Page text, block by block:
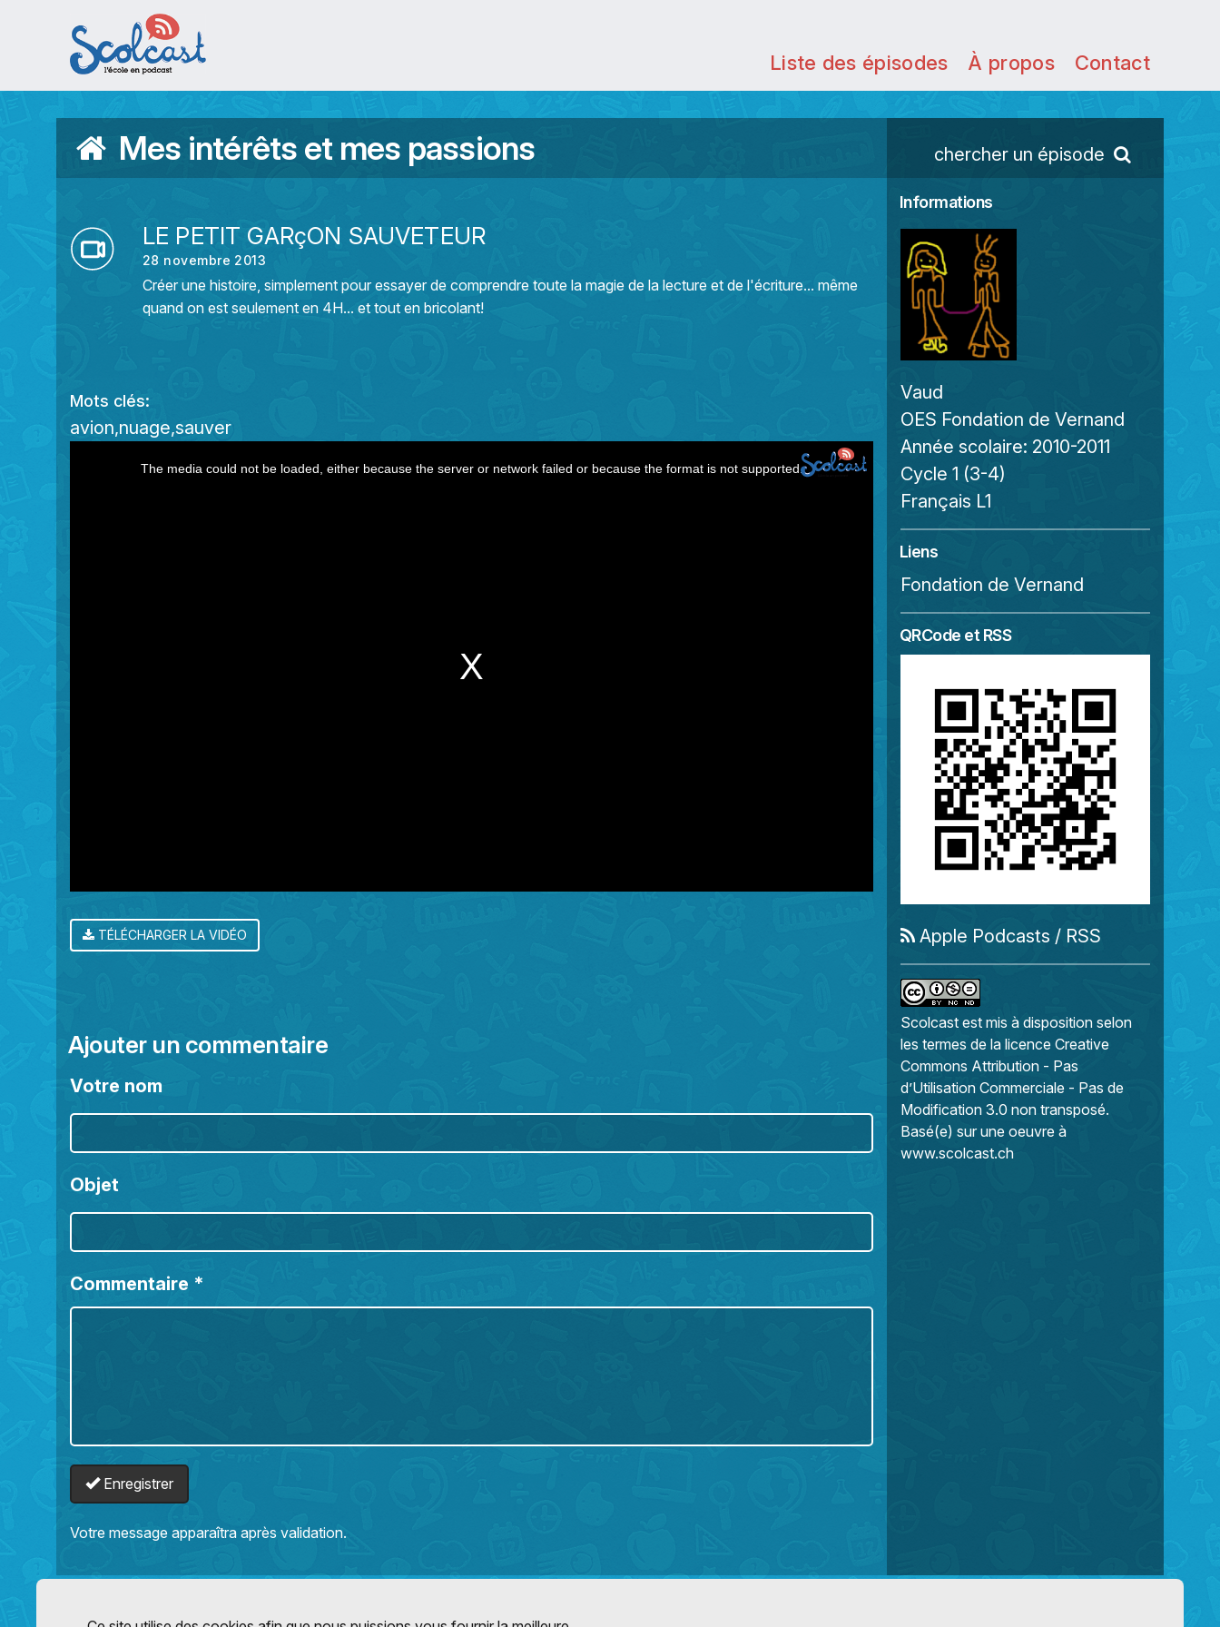
Aller au contenu principal
Liste des épisodes À propos Contact
Mes intérêts et mes passions chercher un épisode
LE PETIT GARçON SAUVETEUR
28 novembre 2013
Créer une histoire, simplement pour essayer de comprendre toute la magie de la lecture et de l'écriture... même
quand on est seulement en 4H... et tout en bricolant!
Mots clés:
avion nuage sauver
The media could not be loaded, either because the server or network failed or because the format is not supported.
TÉLÉCHARGER LA VIDÉO
Ajouter un commentaire
Votre nom
Objet
Commentaire *
Enregistrer
Votre message apparaîtra après validation.
Informations
Vaud
OES Fondation de Vernand
Année scolaire: 2010-2011
Cycle 1 (3-4)
Français L1
Liens
Fondation de Vernand
QRCode et RSS
Apple Podcasts / RSS
Scolcast est mis à disposition selon
les termes de la licence Creative
Commons Attribution - Pas
d’Utilisation Commerciale - Pas de
Modification 3.0 non transposé.
Basé(e) sur une oeuvre à
www.scolcast.ch